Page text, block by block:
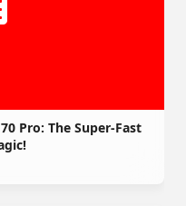
Pro: The Super-Fast